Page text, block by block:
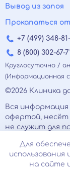
Вывод из запоя
Прокапаться от
+7 (499) 348-
8 (800) 302-67-71
Круглосуточно /
(Информационная
©2026 Клиника
Вся информация
офертой, несёт
не служит для
Есть
услуги,
Для
использования
на сайте